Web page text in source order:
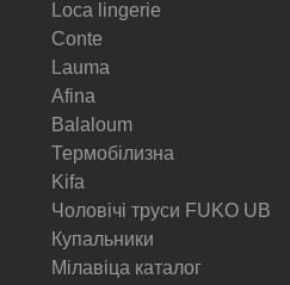
Loca lingerie
Conte
Lauma
Afina
Balaloum
Термобілизна
Kifa
Чоловічі труси FUKO UB
Купальники
Мілавіца каталог